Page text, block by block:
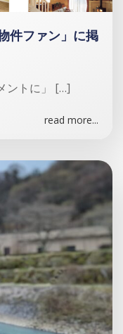
件ファン」に掲
ントに」 […]
read more...